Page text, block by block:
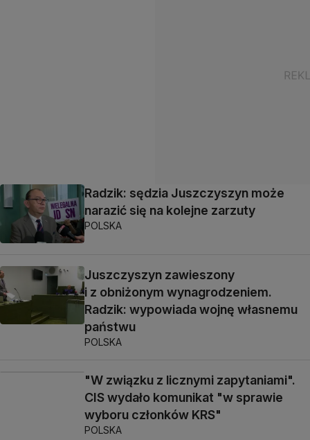
Radzik: sędzia Juszczyszyn może
narazić się na kolejne zarzuty
POLSKA
Juszczyszyn zawieszony
i z obniżonym wynagrodzeniem.
Radzik: wypowiada wojnę własnemu
państwu
POLSKA
"W związku z licznymi zapytaniami".
CIS wydało komunikat "w sprawie
wyboru członków KRS"
POLSKA